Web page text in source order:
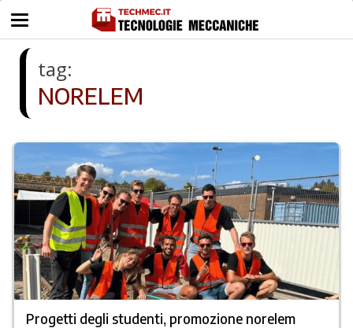
tag:
NORELEM
Progetti degli studenti, promozione norelem